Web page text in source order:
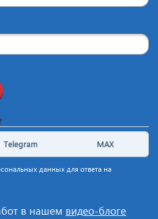
Telegram MAX
данных для ответа на
в нашем видео-блоге